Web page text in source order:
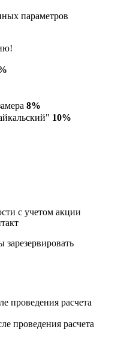
параметров
8%
10%
с учетом акции
зарезервировать
проведения расчета
проведения расчета